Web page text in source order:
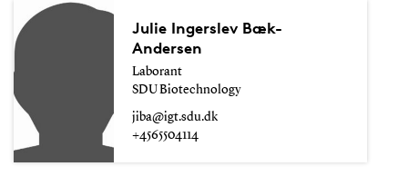
Julie Ingerslev Bæk-
Andersen
Laborant
SDU Biotechnology
jiba@igt.sdu.dk
+4565504114